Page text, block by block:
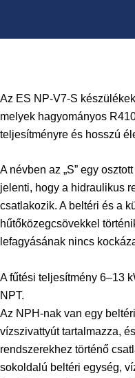
Az ES NP-V7-S
melyek hagyományos
teljesítményre és hosszú
A névben az „S” egy
jelenti, hogy a hidraulikus
csatlakozik. A beltéri és a
hűtőközegcsövekkel
lefagyásának nincs
A fűtési teljesítmény 6–13
NPT.
Az NPH-nak van egy
vízszivattyút tartalmazza,
rendszerekhez történő
sokoldalú beltéri egység,